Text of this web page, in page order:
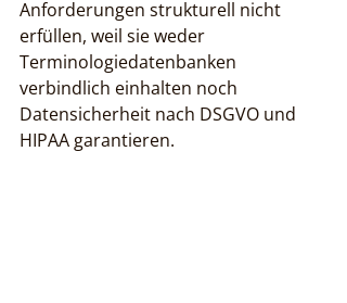
Anforderungen strukturell nicht
erfüllen, weil sie weder
Terminologiedatenbanken
verbindlich einhalten noch
Datensicherheit nach DSGVO und
HIPAA garantieren.